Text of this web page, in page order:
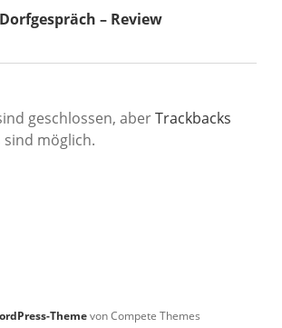
– Review
geschlossen, aberTrackbacks
sind möglich.
Themevon Compete Themes